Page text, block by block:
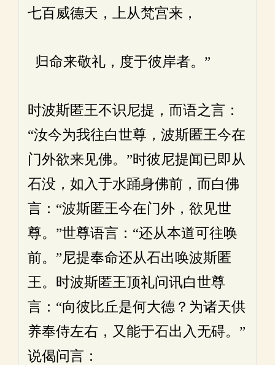
七百威德天，上从梵宫来，
归命来敬礼，度于彼岸者。”
时波斯匿王不识尼提，而语之言：
“汝今为我往白世尊，波斯匿王今在
门外欲来见佛。”时彼尼提闻已即从
石没，如入于水踊身佛前，而白佛
言：“波斯匿王今在门外，欲见世
尊。”世尊语言：“还从本道可往唤
前。”尼提奉命还从石出唤波斯匿
王。时波斯匿王顶礼问讯白世尊
言：“向彼比丘是何大德？为诸天供
养奉侍左右，又能于石出入无碍。”
说偈问言：